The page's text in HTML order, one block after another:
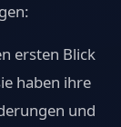
ersten Blick
haben ihre
und